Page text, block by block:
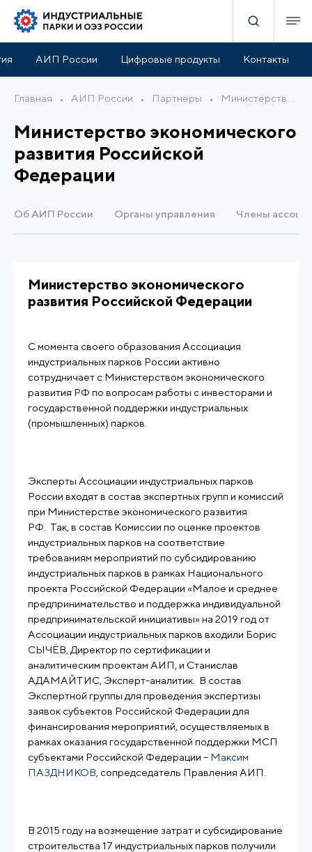
АИП России Цифровые продукты Контакты
Главная • АИП России • Партнеры •
Министерство экономического
развития Российской
Федерации
Об АИП России Органы управления Члены
Министерство экономического
развития Российской Федерации
С момента своего образования Ассоциация
индустриальных парков России активно
сотрудничает с Министерством экономического
развития РФ по вопросам работы с инвесторами и
государственной поддержки индустриальных
Эксперты Ассоциации индустриальных парков
России входят в состав экспертных групп и комиссий
при Министерстве экономического развития
РФ. Так, в состав Комиссии по оценке проектов
индустриальных парков на соответствие
требованиям мероприятий по субсидированию
индустриальных парков в рамках Национального
проекта Российской Федерации «Малое и среднее
предпринимательство и поддержка индивидуальной
предпринимательской инициативы» на 2019 год от
Ассоциации индустриальных парков входили Борис
СЫЧЁВ, Директор по сертификации и
аналитическим проектам АИП, и Станислав
АДАМАЙТИС, Эксперт-аналитик. В состав
Экспертной группы для проведения экспертизы
заявок субъектов Российской Федерации для
финансирования мероприятий, осуществляемых в
рамках оказания государственной поддержки МСП
субъектами Российской Федерации – Максим
ПАЗДНИКОВ
В 2015 году на возмещение затрат и субсидирование
строительства 17 индустриальных парков получили